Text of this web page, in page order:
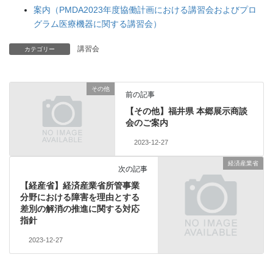
案内（PMDA2023年度協働計画における講習会およびプロ
グラム医療機器に関する講習会）
カテゴリー 講習会
その他
前の記事
【その他】福井県 本郷展示商談
会のご案内
2023-12-27
経済産業省
次の記事
【経産省】経済産業省所管事業
分野における障害を理由とする
差別の解消の推進に関する対応
指針
2023-12-27